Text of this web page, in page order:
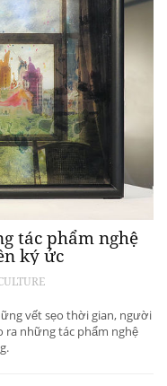
tác phẩm nghệ
ký ức
vết sẹo thời gian, người
ra những tác phẩm nghệ